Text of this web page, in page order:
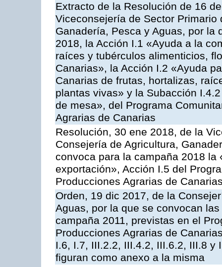
Extracto de la Resolución de 16
Viceconsejería de Sector
Ganadería, Pesca y Aguas, por la
2018, la Acción I.1 «Ayuda a la
raíces y tubérculos alimenticios,
Canarias», la Acción I.2 «Ayuda
Canarias de frutas, hortalizas,
plantas vivas» y la Subacción
de mesa», del Programa
Agrarias de Canarias
Resolución, 30 ene 2018, de la
Consejería de Agricultura,
convoca para la campaña 2018
exportación», Acción I.5 del
Producciones Agrarias de
Orden, 19 dic 2017, de la
Aguas, por la que se convocan
campaña 2011, previstas en el
Producciones Agrarias de
I.6, I.7, III.2.2, III.4.2, III.6.2, III.8 y
figuran como anexo a la misma